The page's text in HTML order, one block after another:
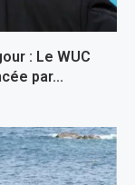
: Le WUC
par...